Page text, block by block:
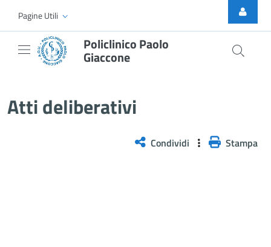
Skip to Main Content
Pagine Utili
Policlinico Paolo
Giaccone
Atti deliberativi
Condividi Stampa